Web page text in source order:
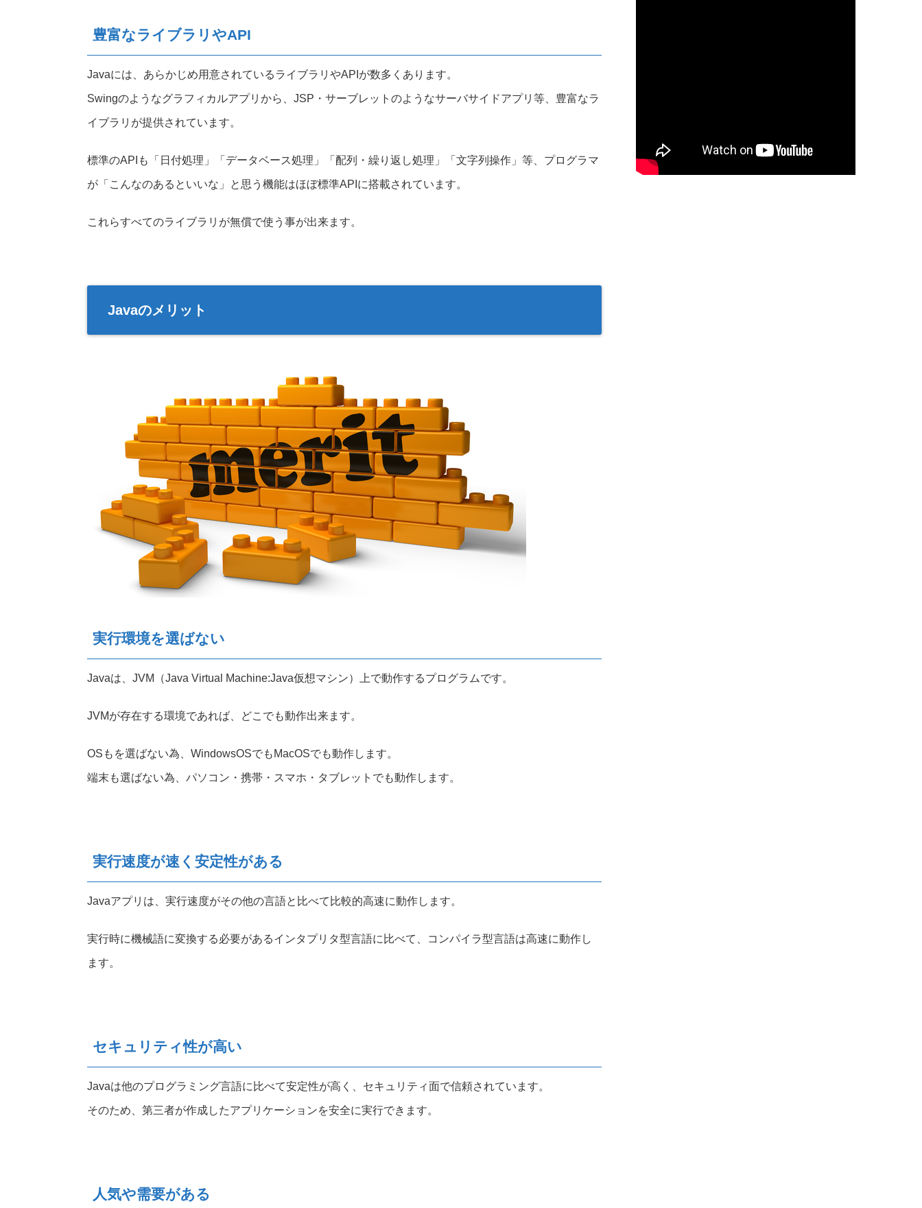
豊富なライブラリやAPI
Javaには、あらかじめ用意されているライブラリやAPIが数多くあります。
Swingのようなグラフィカルアプリから、JSP・サーブレットのようなサーバサイドアプリ等、豊富なラ
イブラリが提供されています。
標準のAPIも「日付処理」「データベース処理」「配列・繰り返し処理」「文字列操作」等、プログラマ
が「こんなのあるといいな」と思う機能はほぼ標準APIに搭載されています。
これらすべてのライブラリが無償で使う事が出来ます。
Javaのメリット
実行環境を選ばない
Javaは、JVM（Java Virtual Machine:Java仮想マシン）上で動作するプログラムです。
JVMが存在する環境であれば、どこでも動作出来ます。
OSもを選ばない為、WindowsOSでもMacOSでも動作します。
端末も選ばない為、パソコン・携帯・スマホ・タブレットでも動作します。
実行速度が速く安定性がある
Javaアプリは、実行速度がその他の言語と比べて比較的高速に動作します。
実行時に機械語に変換する必要があるインタプリタ型言語に比べて、コンパイラ型言語は高速に動作し
ます。
セキュリティ性が高い
Javaは他のプログラミング言語に比べて安定性が高く、セキュリティ面で信頼されています。
そのため、第三者が作成したアプリケーションを安全に実行できます。
人気や需要がある